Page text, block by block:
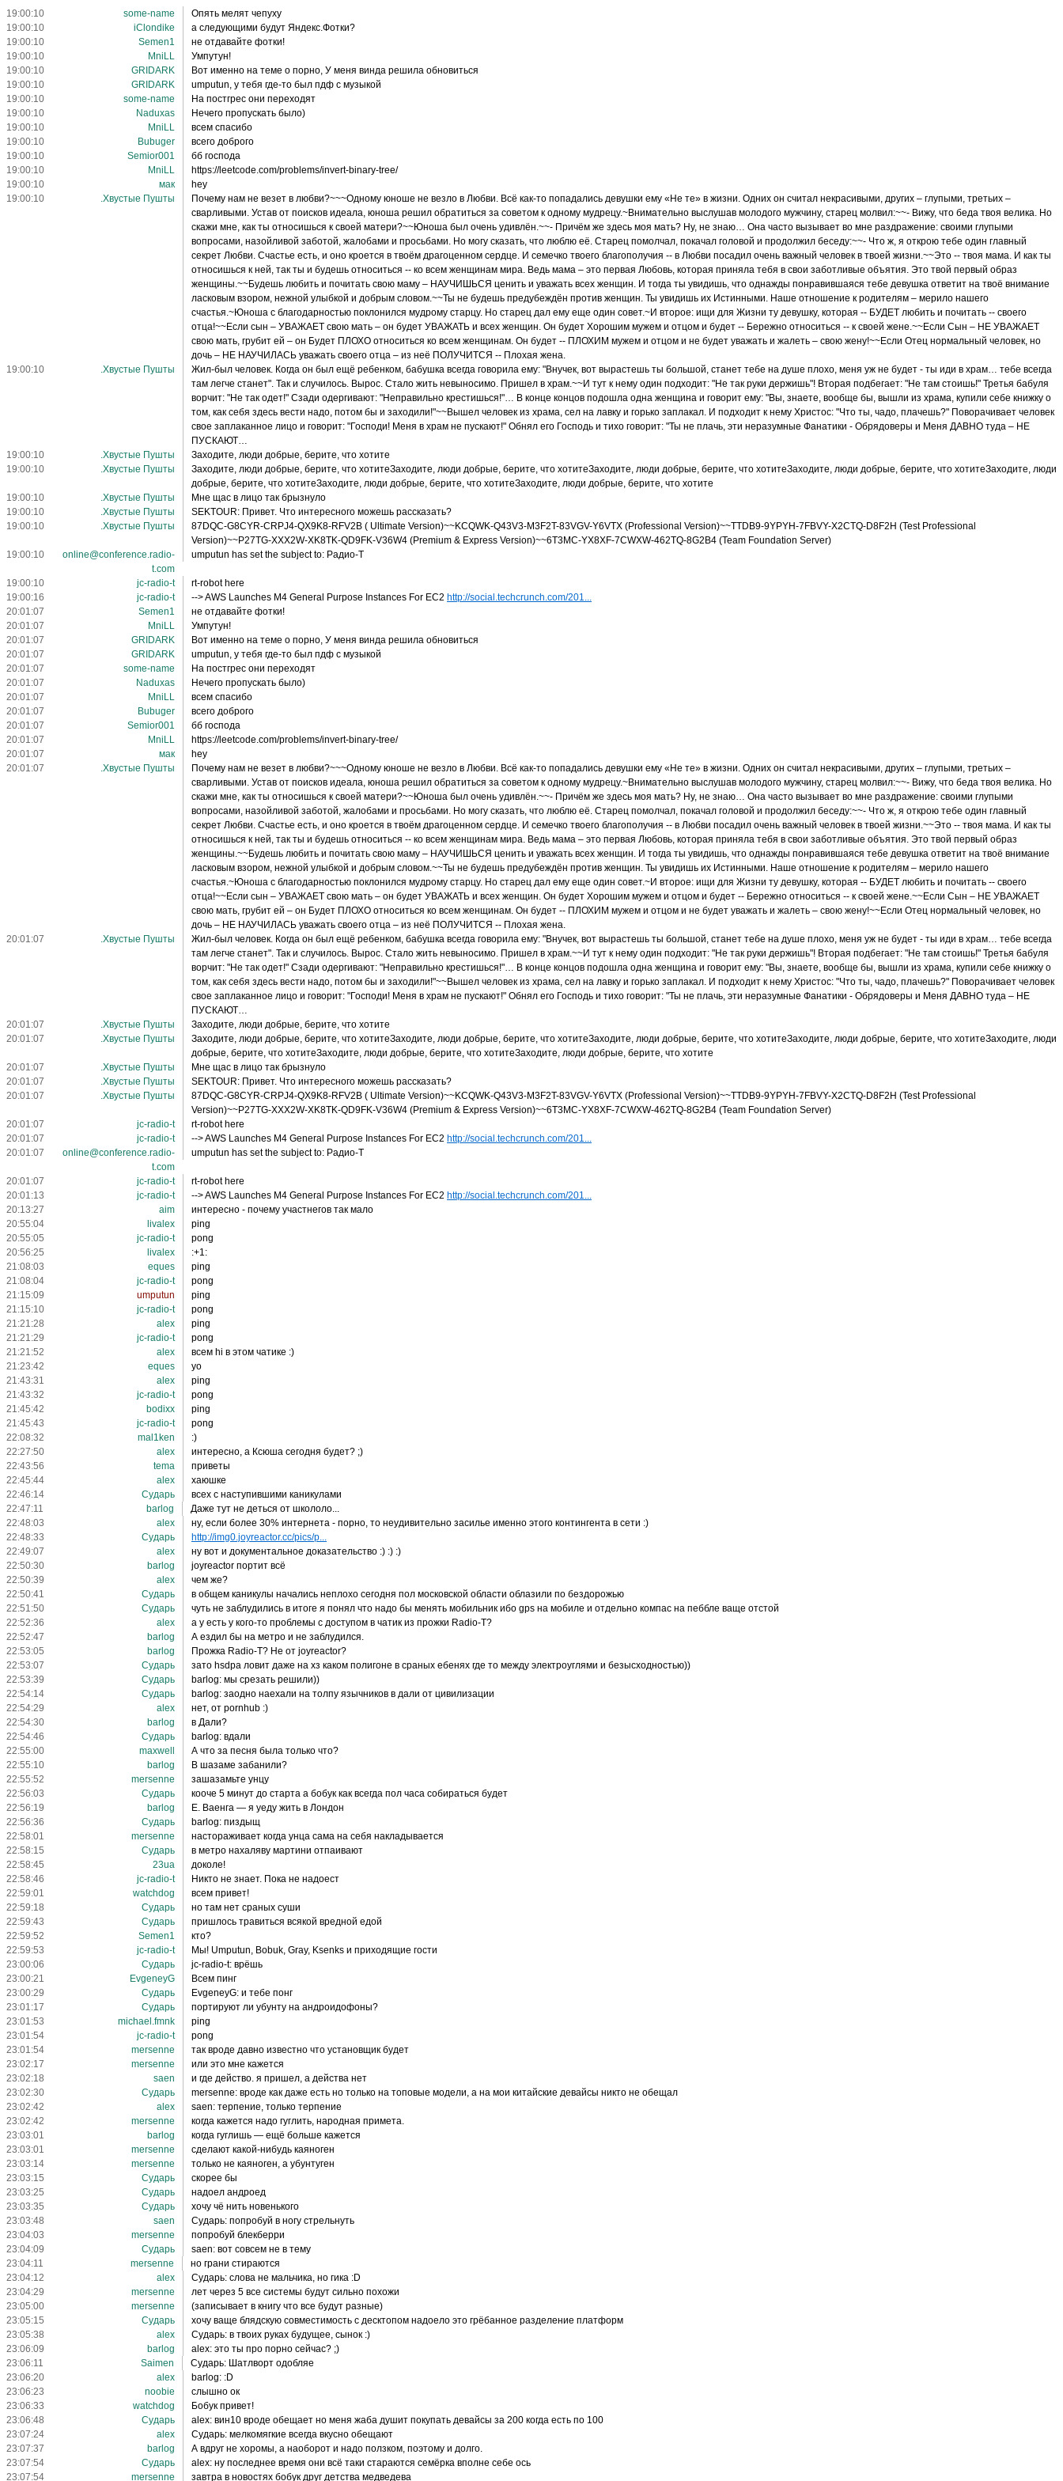
19:00:10 some-name
Опять мелят чепуху
19:00:10
iClondike
а следующими будут Яндекс.Фотки?
19:00:10
Semen1
не отдавайте фотки!
19:00:10
MniLL
Умпутун!
19:00:10
GRIDARK
Вот именно на теме о порно, У меня винда решила обновиться
19:00:10
GRIDARK
umputun, у тебя где-то был пдф с музыкой
19:00:10
some-name
На постгрес они переходят
19:00:10
Naduxas
Нечего пропускать было)
19:00:10
MniLL
всем спасибо
19:00:10
Bubuger
всего доброго
19:00:10
Semior001
бб господа
19:00:10
MniLL
https://leetcode.com/problems/invert-binary-tree/
19:00:10
мак
hey
19:00:10
.Хвустые Пушты
Почему нам не везет в любви?~~~Одному юноше не везло в Любви. Всё как-то попадались девушки ему «Не те» в жизни. Одних он считал некрасивыми, других – глупыми, третьих –
сварливыми. Устав от поисков идеала, юноша решил обратиться за советом к одному мудрецу.~Внимательно выслушав молодого мужчину, старец молвил:~~- Вижу, что беда твоя велика. Но
скажи мне, как ты относишься к своей матери?~~Юноша был очень удивлён.~~- Причём же здесь моя мать? Ну, не знаю… Она часто вызывает во мне раздражение: своими глупыми
вопросами, назойливой заботой, жалобами и просьбами. Но могу сказать, что люблю её. Старец помолчал, покачал головой и продолжил беседу:~~- Что ж, я открою тебе один главный
секрет Любви. Счастье есть, и оно кроется в твоём драгоценном сердце. И семечко твоего благополучия -- в Любви посадил очень важный человек в твоей жизни.~~Это -- твоя мама. И как ты
относишься к ней, так ты и будешь относиться -- ко всем женщинам мира. Ведь мама – это первая Любовь, которая приняла тебя в свои заботливые объятия. Это твой первый образ
женщины.~~Будешь любить и почитать свою маму – НАУЧИШЬСЯ ценить и уважать всех женщин. И тогда ты увидишь, что однажды понравившаяся тебе девушка ответит на твоё внимание
ласковым взором, нежной улыбкой и добрым словом.~~Ты не будешь предубеждён против женщин. Ты увидишь их Истинными. Наше отношение к родителям – мерило нашего
счастья.~Юноша с благодарностью поклонился мудрому старцу. Но старец дал ему еще один совет.~И второе: ищи для Жизни ту девушку, которая -- БУДЕТ любить и почитать -- своего
отца!~~Если сын – УВАЖАЕТ свою мать – он будет УВАЖАТЬ и всех женщин. Он будет Хорошим мужем и отцом и будет -- Бережно относиться -- к своей жене.~~Если Сын – НЕ УВАЖАЕТ
свою мать, грубит ей – он Будет ПЛОХО относиться ко всем женщинам. Он будет -- ПЛОХИМ мужем и отцом и не будет уважать и жалеть – свою жену!~~Если Отец нормальный человек, но
дочь – НЕ НАУЧИЛАСЬ уважать своего отца – из неё ПОЛУЧИТСЯ -- Плохая жена.
19:00:10
.Хвустые Пушты
Жил-был человек. Когда он был ещё ребенком, бабушка всегда говорила ему: "Внучек, вот вырастешь ты большой, станет тебе на душе плохо, меня уж не будет - ты иди в храм… тебе всегда
там легче станет". Так и случилось. Вырос. Стало жить невыносимо. Пришел в храм.~~И тут к нему один подходит: "Не так руки держишь"! Вторая подбегает: "Не там стоишь!" Третья бабуля
ворчит: "Не так одет!" Сзади одергивают: "Неправильно крестишься!"… В конце концов подошла одна женщина и говорит ему: "Вы, знаете, вообще бы, вышли из храма, купили себе книжку о
том, как себя здесь вести надо, потом бы и заходили!"~~Вышел человек из храма, сел на лавку и горько заплакал. И подходит к нему Христос: "Что ты, чадо, плачешь?" Поворачивает человек
свое заплаканное лицо и говорит: "Господи! Меня в храм не пускают!" Обнял его Господь и тихо говорит: "Ты не плачь, эти неразумные Фанатики - Обрядоверы и Меня ДАВНО туда – НЕ
ПУСКАЮТ…
19:00:10
.Хвустые Пушты
Заходите, люди добрые, берите, что хотите
19:00:10
.Хвустые Пушты
Заходите, люди добрые, берите, что хотитеЗаходите, люди добрые, берите, что хотитеЗаходите, люди добрые, берите, что хотитеЗаходите, люди добрые, берите, что хотитеЗаходите, люди
добрые, берите, что хотитеЗаходите, люди добрые, берите, что хотитеЗаходите, люди добрые, берите, что хотите
19:00:10
.Хвустые Пушты
Мне щас в лицо так брызнуло
19:00:10
.Хвустые Пушты
SEKTOUR: Привет. Что интересного можешь рассказать?
19:00:10
.Хвустые Пушты
87DQC-G8CYR-CRPJ4-QX9K8-RFV2B ( Ultimate Version)~~KCQWK-Q43V3-M3F2T-83VGV-Y6VTX (Professional Version)~~TTDB9-9YPYH-7FBVY-X2CTQ-D8F2H (Test Professional
Version)~~P27TG-XXX2W-XK8TK-QD9FK-V36W4 (Premium & Express Version)~~6T3MC-YX8XF-7CWXW-462TQ-8G2B4 (Team Foundation Server)
19:00:10
online@conference.radio-
t.com
umputun has set the subject to: Радио-Т
19:00:10 jc-radio-t
rt-robot here
19:00:16
jc-radio-t --> AWS Launches M4 General Purpose Instances For EC2 http://social.techcrunch.com/201...
20:01:07
Semen1
не отдавайте фотки!
20:01:07
MniLL
Умпутун!
20:01:07
GRIDARK
Вот именно на теме о порно, У меня винда решила обновиться
20:01:07
GRIDARK
umputun, у тебя где-то был пдф с музыкой
20:01:07
some-name
На постгрес они переходят
20:01:07
Naduxas
Нечего пропускать было)
20:01:07
MniLL
всем спасибо
20:01:07
Bubuger
всего доброго
20:01:07
Semior001
бб господа
20:01:07
MniLL
https://leetcode.com/problems/invert-binary-tree/
20:01:07
мак
hey
20:01:07
.Хвустые Пушты
Почему нам не везет в любви?~~~Одному юноше не везло в Любви. Всё как-то попадались девушки ему «Не те» в жизни. Одних он считал некрасивыми, других – глупыми, третьих –
сварливыми. Устав от поисков идеала, юноша решил обратиться за советом к одному мудрецу.~Внимательно выслушав молодого мужчину, старец молвил:~~- Вижу, что беда твоя велика. Но
скажи мне, как ты относишься к своей матери?~~Юноша был очень удивлён.~~- Причём же здесь моя мать? Ну, не знаю… Она часто вызывает во мне раздражение: своими глупыми
вопросами, назойливой заботой, жалобами и просьбами. Но могу сказать, что люблю её. Старец помолчал, покачал головой и продолжил беседу:~~- Что ж, я открою тебе один главный
секрет Любви. Счастье есть, и оно кроется в твоём драгоценном сердце. И семечко твоего благополучия -- в Любви посадил очень важный человек в твоей жизни.~~Это -- твоя мама. И как ты
относишься к ней, так ты и будешь относиться -- ко всем женщинам мира. Ведь мама – это первая Любовь, которая приняла тебя в свои заботливые объятия. Это твой первый образ
женщины.~~Будешь любить и почитать свою маму – НАУЧИШЬСЯ ценить и уважать всех женщин. И тогда ты увидишь, что однажды понравившаяся тебе девушка ответит на твоё внимание
ласковым взором, нежной улыбкой и добрым словом.~~Ты не будешь предубеждён против женщин. Ты увидишь их Истинными. Наше отношение к родителям – мерило нашего
счастья.~Юноша с благодарностью поклонился мудрому старцу. Но старец дал ему еще один совет.~И второе: ищи для Жизни ту девушку, которая -- БУДЕТ любить и почитать -- своего
отца!~~Если сын – УВАЖАЕТ свою мать – он будет УВАЖАТЬ и всех женщин. Он будет Хорошим мужем и отцом и будет -- Бережно относиться -- к своей жене.~~Если Сын – НЕ УВАЖАЕТ
свою мать, грубит ей – он Будет ПЛОХО относиться ко всем женщинам. Он будет -- ПЛОХИМ мужем и отцом и не будет уважать и жалеть – свою жену!~~Если Отец нормальный человек, но
дочь – НЕ НАУЧИЛАСЬ уважать своего отца – из неё ПОЛУЧИТСЯ -- Плохая жена.
20:01:07
.Хвустые Пушты
Жил-был человек. Когда он был ещё ребенком, бабушка всегда говорила ему: "Внучек, вот вырастешь ты большой, станет тебе на душе плохо, меня уж не будет - ты иди в храм… тебе всегда
там легче станет". Так и случилось. Вырос. Стало жить невыносимо. Пришел в храм.~~И тут к нему один подходит: "Не так руки держишь"! Вторая подбегает: "Не там стоишь!" Третья бабуля
ворчит: "Не так одет!" Сзади одергивают: "Неправильно крестишься!"… В конце концов подошла одна женщина и говорит ему: "Вы, знаете, вообще бы, вышли из храма, купили себе книжку о
том, как себя здесь вести надо, потом бы и заходили!"~~Вышел человек из храма, сел на лавку и горько заплакал. И подходит к нему Христос: "Что ты, чадо, плачешь?" Поворачивает человек
свое заплаканное лицо и говорит: "Господи! Меня в храм не пускают!" Обнял его Господь и тихо говорит: "Ты не плачь, эти неразумные Фанатики - Обрядоверы и Меня ДАВНО туда – НЕ
ПУСКАЮТ…
20:01:07
.Хвустые Пушты
Заходите, люди добрые, берите, что хотите
20:01:07
.Хвустые Пушты
Заходите, люди добрые, берите, что хотитеЗаходите, люди добрые, берите, что хотитеЗаходите, люди добрые, берите, что хотитеЗаходите, люди добрые, берите, что хотитеЗаходите, люди
добрые, берите, что хотитеЗаходите, люди добрые, берите, что хотитеЗаходите, люди добрые, берите, что хотите
20:01:07
.Хвустые Пушты
Мне щас в лицо так брызнуло
20:01:07
.Хвустые Пушты
SEKTOUR: Привет. Что интересного можешь рассказать?
20:01:07
.Хвустые Пушты
87DQC-G8CYR-CRPJ4-QX9K8-RFV2B ( Ultimate Version)~~KCQWK-Q43V3-M3F2T-83VGV-Y6VTX (Professional Version)~~TTDB9-9YPYH-7FBVY-X2CTQ-D8F2H (Test Professional
Version)~~P27TG-XXX2W-XK8TK-QD9FK-V36W4 (Premium & Express Version)~~6T3MC-YX8XF-7CWXW-462TQ-8G2B4 (Team Foundation Server)
20:01:07
jc-radio-t
rt-robot here
20:01:07
jc-radio-t --> AWS Launches M4 General Purpose Instances For EC2 http://social.techcrunch.com/201...
20:01:07
online@conference.radio-
t.com
umputun has set the subject to: Радио-Т
20:01:07 jc-radio-t
rt-robot here
20:01:13
jc-radio-t --> AWS Launches M4 General Purpose Instances For EC2 http://social.techcrunch.com/201...
20:13:27
aim
интересно - почему участнегов так мало
20:55:04
livalex
ping
20:55:05
jc-radio-t
pong
20:56:25
livalex
:+1:
21:08:03
eques
ping
21:08:04
jc-radio-t
pong
21:15:09
umputun
ping
21:15:10
jc-radio-t
pong
21:21:28
alex
ping
21:21:29
jc-radio-t
pong
21:21:52
alex
всем hi в этом чатике :)
21:23:42
eques
yo
21:43:31
alex
ping
21:43:32
jc-radio-t
pong
21:45:42
bodixx
ping
21:45:43
jc-radio-t
pong
22:08:32
mal1ken
:)
22:27:50
alex
интересно, а Ксюша сегодня будет? ;)
22:43:56
tema
приветы
22:45:44
alex
хаюшке
22:46:14
Сударь
всех с наступившими каникулами
22:47:11
barlog
Даже тут не деться от школоло...
22:48:03
alex
ну, если более 30% интернета - порно, то неудивительно засилье именно этого контингента в сети :)
22:48:33
Сударь
http://img0.joyreactor.cc/pics/p...
22:49:07
alex
ну вот и документальное доказательство :) :) :)
22:50:30
barlog
joyreactor портит всё
22:50:39
alex
чем же?
22:50:41
Сударь
в общем каникулы начались неплохо сегодня пол московской области облазили по бездорожью
22:51:50
Сударь
чуть не заблудились в итоге я понял что надо бы менять мобильник ибо gps на мобиле и отдельно компас на пеббле ваще отстой
22:52:36
alex
а у есть у кого-то проблемы с доступом в чатик из прожки Radio-T?
22:52:47
barlog
А ездил бы на метро и не заблудился.
22:53:05
barlog
Прожка Radio-T? Не от joyreactor?
22:53:07
Сударь
зато hsdpa ловит даже на хз каком полигоне в сраных ебенях где то между электроуглями и безысходностью))
22:53:39
Сударь
barlog: мы срезать решили))
22:54:14
Сударь
barlog: заодно наехали на толпу язычников в дали от цивилизации
22:54:29
alex
нет, от pornhub :)
22:54:30
barlog
в Дали?
22:54:46
Сударь
barlog: вдали
22:55:00
maxwell
А что за песня была только что?
22:55:10
barlog
В шазаме забанили?
22:55:52
mersenne
зашазамьте унцу
22:56:03
Сударь
кооче 5 минут до старта а бобук как всегда пол часа собираться будет
22:56:19
barlog
Е. Ваенга — я уеду жить в Лондон
22:56:36
Сударь
barlog: пиздыщ
22:58:01
mersenne
настораживает когда унца сама на себя накладывается
22:58:15
Сударь
в метро нахаляву мартини отпаивают
22:58:45
23ua
доколе!
22:58:46
jc-radio-t
Никто не знает. Пока не надоест
22:59:01
watchdog
всем привет!
22:59:18
Сударь
но там нет сраных суши
22:59:43
Сударь
пришлось травиться всякой вредной едой
22:59:52
Semen1
кто?
22:59:53
jc-radio-t
Мы! Umputun, Bobuk, Gray, Ksenks и приходящие гости
23:00:06
Сударь
jc-radio-t: врёшь
23:00:21
EvgeneyG
Всем пинг
23:00:29
Сударь
EvgeneyG: и тебе понг
23:01:17
Сударь
портируют ли убунту на андроидофоны?
23:01:53
michael.fmnk
ping
23:01:54
jc-radio-t
pong
23:01:54
mersenne
так вроде давно известно что установщик будет
23:02:17
mersenne
или это мне кажется
23:02:18
saen
и где действо. я пришел, а действа нет
23:02:30
Сударь
mersenne: вроде как даже есть но только на топовые модели, а на мои китайские девайсы никто не обещал
23:02:42
alex
saen: терпение, только терпение
23:02:42
mersenne
когда кажется надо гуглить, народная примета.
23:03:01
barlog
когда гуглишь — ещё больше кажется
23:03:01
mersenne
сделают какой-нибудь каяноген
23:03:14
mersenne
только не каяноген, а убунтуген
23:03:15
Сударь
скорее бы
23:03:25
Сударь
надоел андроед
23:03:35
Сударь
хочу чё нить новенького
23:03:48
saen
Сударь: попробуй в ногу стрельнуть
23:04:03
mersenne
попробуй блекберри
23:04:09
Сударь
saen: вот совсем не в тему
23:04:11
mersenne
но грани стираются
23:04:12
alex
Сударь: слова не мальчика, но гика :D
23:04:29
mersenne
лет через 5 все системы будут сильно похожи
23:05:00
mersenne
(записывает в книгу что все будут разные)
23:05:15
Сударь
хочу ваще блядскую совместимость с десктопом надоело это грёбанное разделение платформ
23:05:38
alex
Сударь: в твоих руках будущее, сынок :)
23:06:09
barlog
alex: это ты про порно сейчас? ;)
23:06:11
Saimen
Сударь: Шатлворт одобляе
23:06:20
alex
barlog: :D
23:06:23
noobie
слышно ок
23:06:33
watchdog
Бобук привет!
23:06:48
Сударь
alex: вин10 вроде обещает но меня жаба душит покупать девайсы за 200 когда есть по 100
23:07:24
alex
Сударь: мелкомягкие всегда вкусно обещают
23:07:37
barlog
А вдруг не хоромы, а наоборот и надо ползком, поэтому и долго.
23:07:54
Сударь
alex: ну последнее время они всё таки стараются семёрка вполне себе ось
23:07:54
mersenne
завтра в новостях бобук друг детства медведева